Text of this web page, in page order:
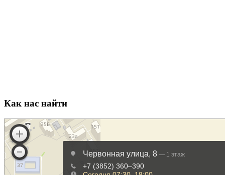
Как нас найти